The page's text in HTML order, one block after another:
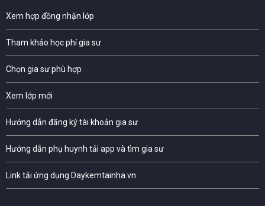
Xem hợp đồng nhận lớp
Tham khảo học phí gia sư
Chọn gia sư phù hợp
Xem lớp mới
Hướng dẫn đăng ký tài khoản gia sư
Hướng dẫn phụ huynh tải app và tìm gia sư
Link tải ứng dụng Daykemtainha.vn